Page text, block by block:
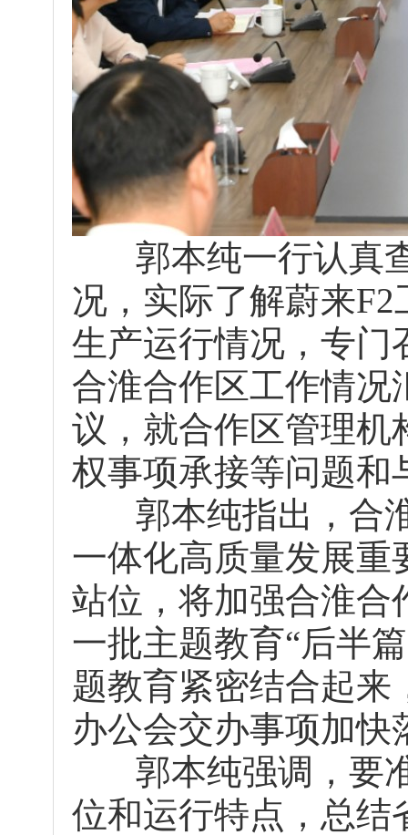
郭本纯一行认真
况，实际了解蔚来
生产运行情况，专门
合淮合作区工作情况
议，就合作区管理机
权事项承接等问题和
郭本纯指出，合
一体化高质量发展重
站位，将加强合淮合
一批主题教育“后半
题教育紧密结合起来
办公会交办事项加快
郭本纯强调，要
位和运行特点，总结